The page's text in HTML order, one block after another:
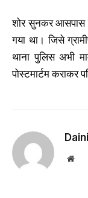
शोर सुनकर आसपास
गया था। जिसे
थाना पुलिस अभी
पोस्टमार्टम कराकर